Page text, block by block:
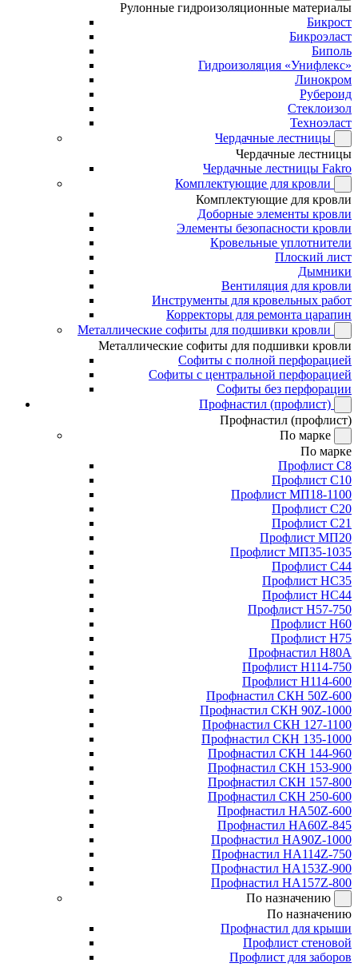
Рулонные гидроизоляционные материалы
Бикрост
Бикроэласт
Биполь
Гидроизоляция «Унифлекс»
Линокром
Рубероид
Стеклоизол
Техноэласт
Чердачные лестницы
Чердачные лестницы
Чердачные лестницы Fakro
Комплектующие для кровли
Комплектующие для кровли
Доборные элементы кровли
Элементы безопасности кровли
Кровельные уплотнители
Плоский лист
Дымники
Вентиляция для кровли
Инструменты для кровельных работ
Корректоры для ремонта царапин
Металлические софиты для подшивки кровли
Металлические софиты для подшивки кровли
Софиты с полной перфорацией
Софиты с центральной перфорацией
Софиты без перфорации
Профнастил (профлист)
Профнастил (профлист)
По марке
По марке
Профлист С8
Профлист С10
Профлист МП18-1100
Профлист С20
Профлист С21
Профлист МП20
Профлист МП35-1035
Профлист С44
Профлист НС35
Профлист НС44
Профлист Н57-750
Профлист Н60
Профлист Н75
Профнастил Н80А
Профлист Н114-750
Профлист Н114-600
Профнастил СКН 50Z-600
Профнастил СКН 90Z-1000
Профнастил СКН 127-1100
Профнастил СКН 135-1000
Профнастил СКН 144-960
Профнастил СКН 153-900
Профнастил СКН 157-800
Профнастил СКН 250-600
Профнастил НА50Z-600
Профнастил НА60Z-845
Профнастил НА90Z-1000
Профнастил НА114Z-750
Профнастил НА153Z-900
Профнастил НА157Z-800
По назначению
По назначению
Профнастил для крыши
Профлист стеновой
Профлист для заборов